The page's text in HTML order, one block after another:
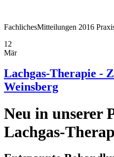
FachlichesMitteilungen 2016
12
Mär
Lachgas-Therapie -
Weinsberg
Neu in unserer
Lachgas-